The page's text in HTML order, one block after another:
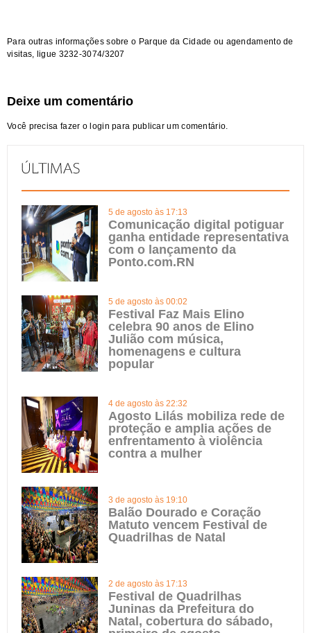
Para outras informações sobre o Parque da Cidade ou agendamento de
visitas, ligue 3232-3074/3207
Deixe um comentário
Você precisa fazer o login para publicar um comentário.
5 de agosto às 17:13
Comunicação digital potiguar
ganha entidade representativa
com o lançamento da
Ponto.com.RN
5 de agosto às 00:02
Festival Faz Mais Elino
celebra 90 anos de Elino
Julião com música,
homenagens e cultura
popular
4 de agosto às 22:32
Agosto Lilás mobiliza rede de
proteção e amplia ações de
enfrentamento à violência
contra a mulher
3 de agosto às 19:10
Balão Dourado e Coração
Matuto vencem Festival de
Quadrilhas de Natal
2 de agosto às 17:13
Festival de Quadrilhas
Juninas da Prefeitura do
Natal, cobertura do sábado,